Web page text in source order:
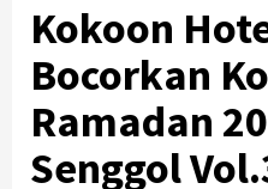
Kokoon
Bocorkan
Ramadan
Senggol